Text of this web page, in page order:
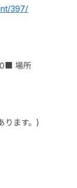
397/
場所
ります。)